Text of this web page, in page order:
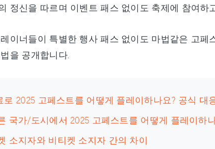
정신을 따르며 이벤트 패스 없이도 축제에 참여하
이너들이 특별한 행사 패스 없이도 마법같은 고
을 공개합니다.
로 2025 고페스트를 어떻게 플레이하나요? 공식 대
국가/도시에서 2025 고페스트를 어떻게 플레이하
소지자와 비티켓 소지자 간의 차이